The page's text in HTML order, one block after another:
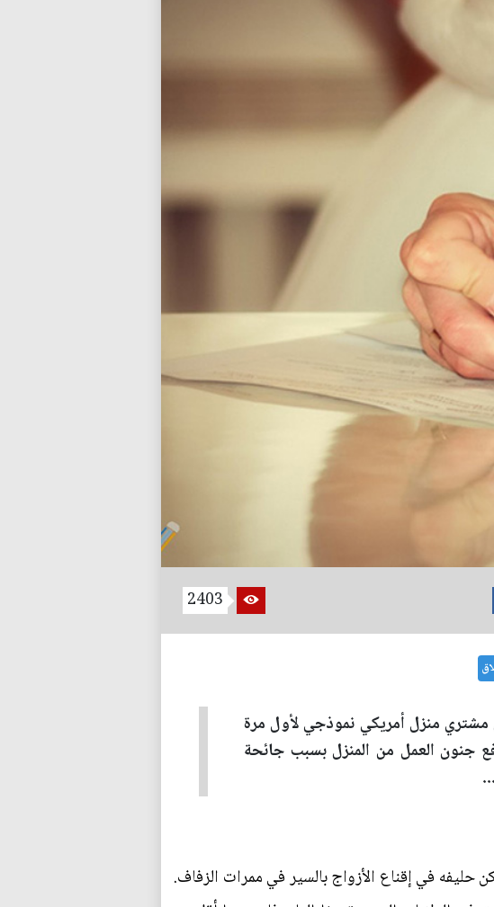
2403
يستغرق ما يقرب من 12 عاما حتى يتمكن مشتري منزل أمريكي نموذجي لأول مرة
جنون العمل من المنزل بسبب جائحة
في إقناع الأزواج بالسير في ممرات الزفاف.